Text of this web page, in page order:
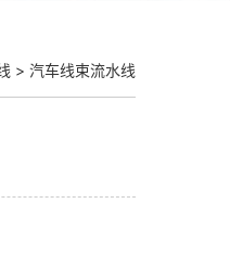
> 汽车线束流水线